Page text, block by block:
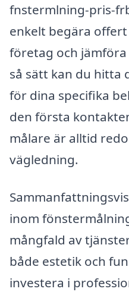
fnstermlning-pris-
enkelt begära
företag och jämföra
så sätt kan du hitta
för dina specifika
den första
målare är alltid
vägledning.
inom
mångfald av
både estetik och
investera i